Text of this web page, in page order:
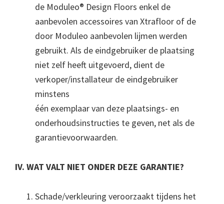
de Moduleo® Design Floors enkel de
aanbevolen accessoires van Xtrafloor of de
door Moduleo aanbevolen lijmen werden
gebruikt. Als de eindgebruiker de plaatsing
niet zelf heeft uitgevoerd, dient de
verkoper/installateur de eindgebruiker
minstens
één exemplaar van deze plaatsings- en
onderhoudsinstructies te geven, net als de
garantievoorwaarden.
IV. WAT VALT NIET ONDER DEZE GARANTIE?
Schade/verkleuring veroorzaakt tijdens het